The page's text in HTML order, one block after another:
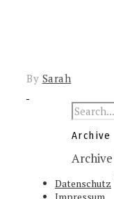
By Sarah
Archive
Archive
Datenschutz